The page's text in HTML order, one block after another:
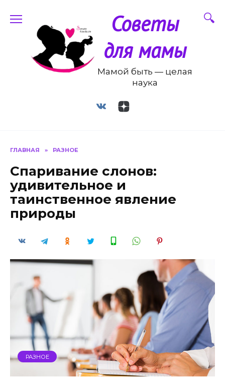
содержанию
Советы
для мамы
Мамой быть — целая
наука
ГЛАВНАЯ » РАЗНОЕ
Спаривание слонов:
удивительное и
таинственное явление
природы
РАЗНОЕ